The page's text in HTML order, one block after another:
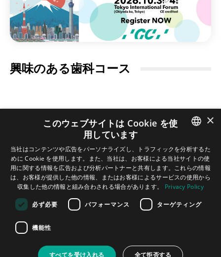
興味のある歯科コース
利用規約プライバシーポリシーインプリントFAQContact
Nationally Approved PACE Program
Provider for FAGD/MAGD credit.
ENGLISH
GERMAN
SPANISH
×
このウェブサイトは Cookie を使
用しています
当社はコンテンツや広告をパーソナライズし、トラフィックを分析するた
めに Cookie を使用します。また、当社は、お客様による当社サイトの使
用に関する情報を広告および分析パートナーと共有します。これらの情報
は、お客様が提供した他の情報、またはお客様によるサービスの使用から
収集した他の情報と組み合わされる場合があります。
Privacy Policy
必ず必要 パフォーマンス ターゲティング
機能性
すべてを受け入れる 全て拒否する